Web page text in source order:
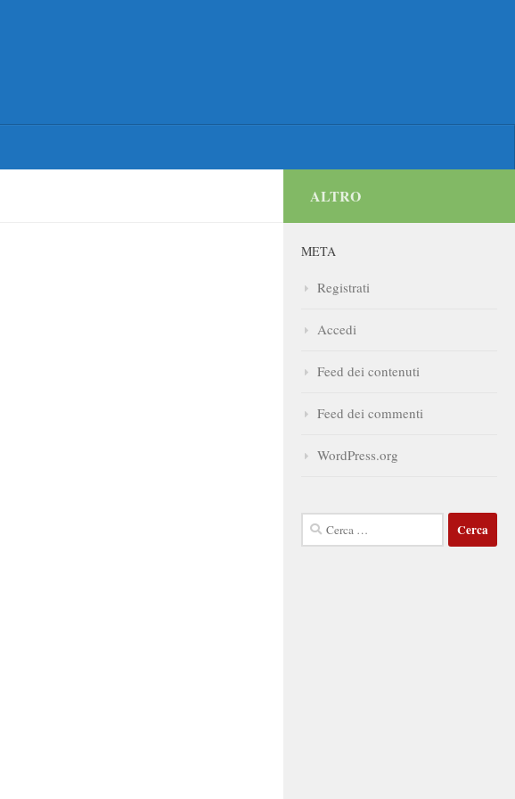
ALTRO
META
Registrati
Accedi
Feed dei contenuti
Feed dei commenti
WordPress.org
Ricerca
per: